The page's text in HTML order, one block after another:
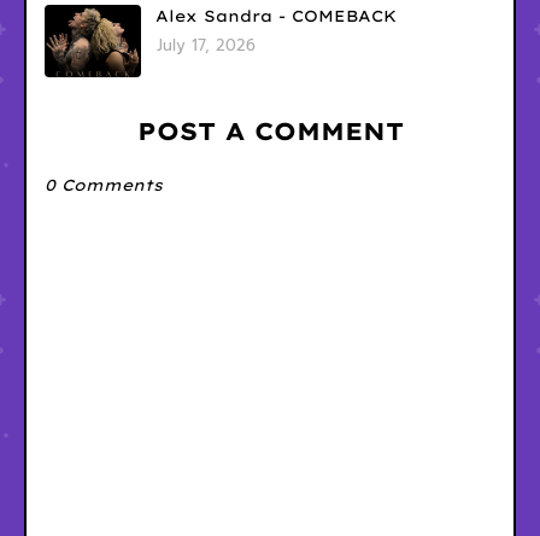
Alex Sandra - COMEBACK
July 17, 2026
POST A COMMENT
0 Comments